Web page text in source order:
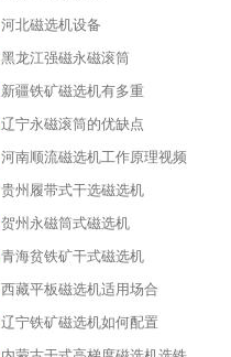
河北磁选机设备
黑龙江强磁永磁滚筒
新疆铁矿磁选机有多重
辽宁永磁滚筒的优缺点
河南顺流磁选机工作原理视频
贵州履带式干选磁选机
贺州永磁筒式磁选机
青海贫铁矿干式磁选机
西藏平板磁选机适用场合
辽宁铁矿磁选机如何配置